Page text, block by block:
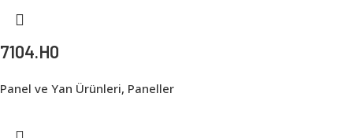
7104.H0
Panel ve Yan Ürünleri, Paneller